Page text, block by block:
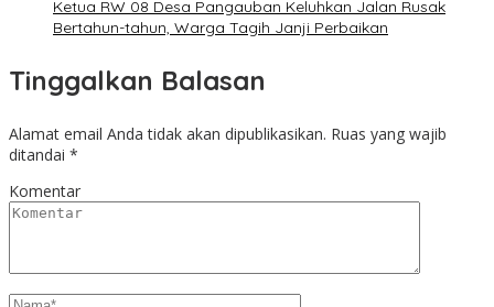
Ketua RW 08 Desa Pangauban Keluhkan Jalan Rusak
Bertahun-tahun, Warga Tagih Janji Perbaikan
Tinggalkan Balasan
Alamat email Anda tidak akan dipublikasikan. Ruas yang wajib
ditandai *
Komentar